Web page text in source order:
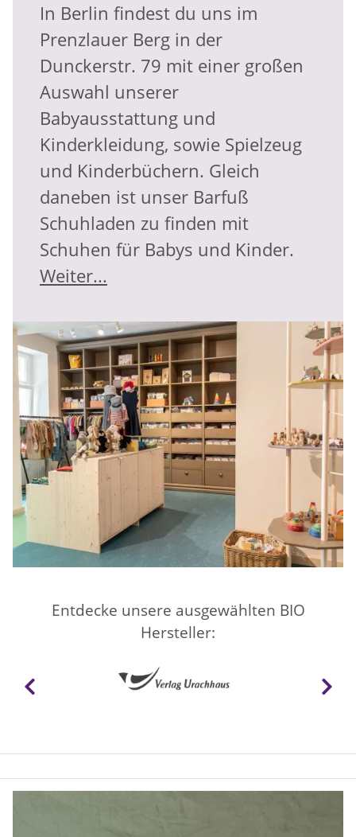
In Berlin findest du uns im
Prenzlauer Berg in der
Dunckerstr. 79 mit einer großen
Auswahl unserer
Babyausstattung und
Kinderkleidung, sowie Spielzeug
und Kinderbüchern. Gleich
daneben ist unser Barfuß
Schuhladen zu finden mit
Schuhen für Babys und Kinder.
Weiter...
Entdecke unsere ausgewählten BIO
Hersteller: